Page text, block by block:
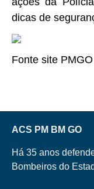
dicas de
Fonte site PMGO
ACS PM BM GO
Há 35 anos
Bombeiros do